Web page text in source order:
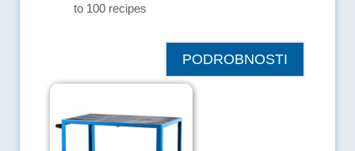
to 100 recipes
PODROBNOSTI